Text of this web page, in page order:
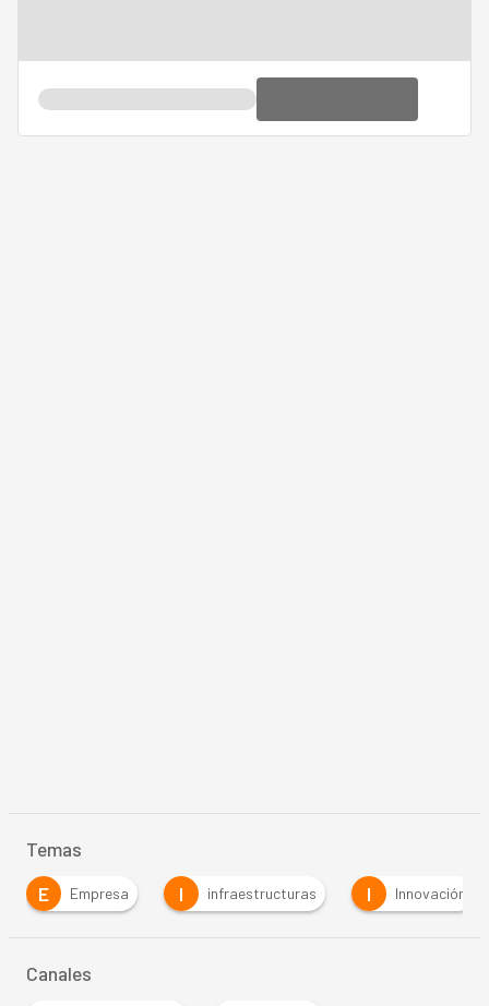
Temas
E
Empresa I infraestructuras I Innovación
Canales